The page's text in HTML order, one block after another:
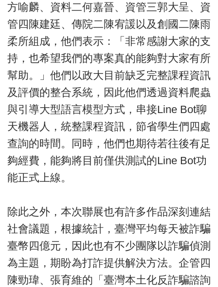
方喻麟、資料二何嘉晉、資管三郭大呈、資
管四陳建廷、傳院二陳宥諼以及創國二陳雨
柔所組成，他們表示：「非常感謝大家的支
持，也希望我們的專案真的能夠對大家有所
幫助。」他們以政大目前缺乏完整課程資訊
及評價的整合系統，因此他們透過資料爬蟲
與引導大型語言模型方式，串接Line Bot聊
天機器人，統整課程資訊，節省學生們四處
查詢的時間。同時，他們也期待若往後有足
夠經費，能夠將目前僅供測試的Line Bot功
能正式上線。
除此之外，本次聯展也有許多作品深刻連結
社會議題，根據統計，臺灣平均每天被詐騙
臺幣四億元，因此也有不少團隊以詐騙偵測
為主題，期盼為打詐提供解決方法。企管四
陳勁瑋、張育維的「臺灣本土化反詐騙諮詢